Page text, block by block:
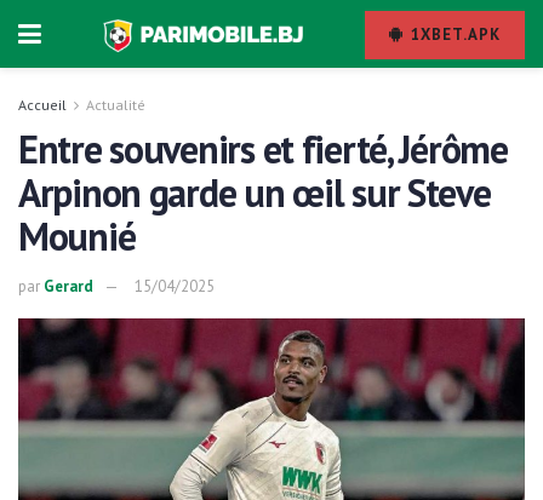
1XBET.APK
Accueil Actualité
Entre souvenirs et fierté, Jérôme
Arpinon garde un œil sur Steve
Mounié
par Gerard 15/04/2025